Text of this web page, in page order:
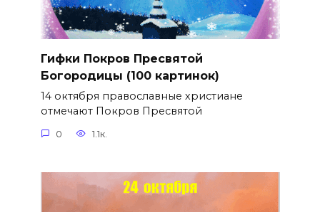
Гифки Покров Пресвятой
Богородицы (100 картинок)
14 октября православные христиане
отмечают Покров Пресвятой
0 1.1к.